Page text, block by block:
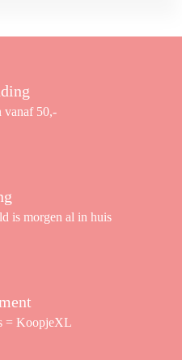
vanaf 50,-
is morgen al in huis
= KoopjeXL